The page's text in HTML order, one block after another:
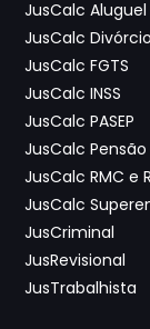
JusCalc Aluguel
JusCalc Divórcio
JusCalc FGTS
JusCalc INSS
JusCalc PASEP
JusCalc Pensão
JusCalc RMC e
JusCalc
JusCriminal
JusRevisional
JusTrabalhista